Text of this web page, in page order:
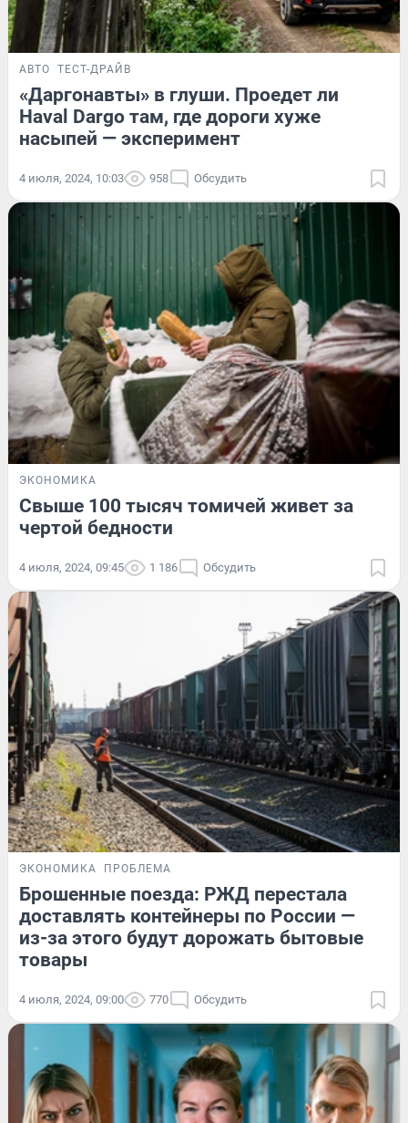
АВТО ТЕСТ-ДРАЙВ
«Даргонавты» в глуши. Проедет ли
Haval Dargo там, где дороги хуже
насыпей — эксперимент
4 июля, 2024, 10:03 958 Обсудить
ЭКОНОМИКА
Свыше 100 тысяч томичей живет за
чертой бедности
4 июля, 2024, 09:45 1 186 Обсудить
ЭКОНОМИКА ПРОБЛЕМА
Брошенные поезда: РЖД перестала
доставлять контейнеры по России —
из-за этого будут дорожать бытовые
товары
4 июля, 2024, 09:00 770 Обсудить